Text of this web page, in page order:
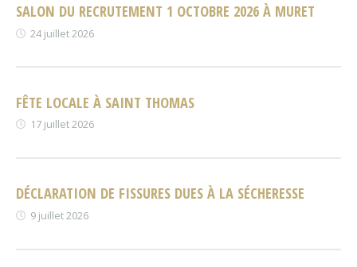
SALON DU RECRUTEMENT 1 OCTOBRE 2026 À MURET
24 juillet 2026
FÊTE LOCALE À SAINT THOMAS
17 juillet 2026
DÉCLARATION DE FISSURES DUES À LA SÉCHERESSE
9 juillet 2026